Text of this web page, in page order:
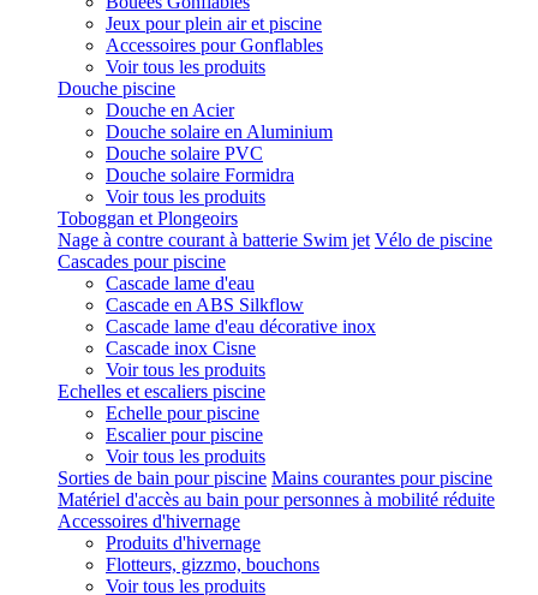
Jeux pour plein air et piscine
Accessoires pour Gonflables
Voir tous les produits
Douche piscine
Douche en Acier
Douche solaire en Aluminium
Douche solaire PVC
Douche solaire Formidra
Voir tous les produits
Toboggan et Plongeoirs
Nage à contre courant à batterie Swim jet Vélo de piscine
Cascades pour piscine
Cascade lame d'eau
Cascade en ABS Silkflow
Cascade lame d'eau décorative inox
Cascade inox Cisne
Voir tous les produits
Echelles et escaliers piscine
Echelle pour piscine
Escalier pour piscine
Voir tous les produits
Sorties de bain pour piscine Mains courantes pour piscine
Matériel d'accès au bain pour personnes à mobilité réduite
Accessoires d'hivernage
Produits d'hivernage
Flotteurs, gizzmo, bouchons
Voir tous les produits